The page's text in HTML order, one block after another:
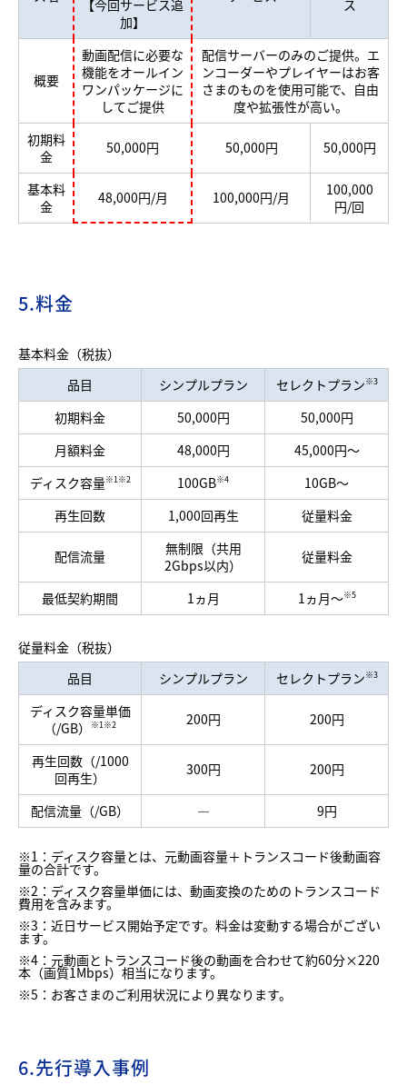
【今回サービス追
加】
ス
概要
動画配信に必要な
機能をオールイン
ワンパッケージに
してご提供
配信サーバーのみのご提供。エ
ンコーダーやプレイヤーはお客
さまのものを使用可能で、自由
度や拡張性が高い。
初期料
金
50,000円 50,000円 50,000円
基本料
金
48,000円/月 100,000円/月
100,000
円/回
5.料金
基本料金（税抜）
品目
シンプルプラン セレクトプラン※3
初期料金 50,000円
50,000円
月額料金
48,000円
45,000円～
ディスク容量※1※2 100GB※4
10GB～
再生回数
1,000回再生 従量料金
配信流量
無制限（共用
2Gbps以内）
従量料金
最低契約期間 1ヵ月 1ヵ月～※5
従量料金（税抜）
品目
シンプルプラン セレクトプラン※3
ディスク容量単価
（/GB）
※1※2 200円 200円
再生回数（/1000
回再生）
300円 200円
配信流量（/GB） ― 9円
※1：ディスク容量とは、元動画容量＋トランスコード後動画容
量の合計です。
※2：ディスク容量単価には、動画変換のためのトランスコード
費用を含みます。
※3：近日サービス開始予定です。料金は変動する場合がござい
ます。
※4：元動画とトランスコード後の動画を合わせて約60分×220
本（画質1Mbps）相当になります。
※5：お客さまのご利用状況により異なります。
6.先行導入事例